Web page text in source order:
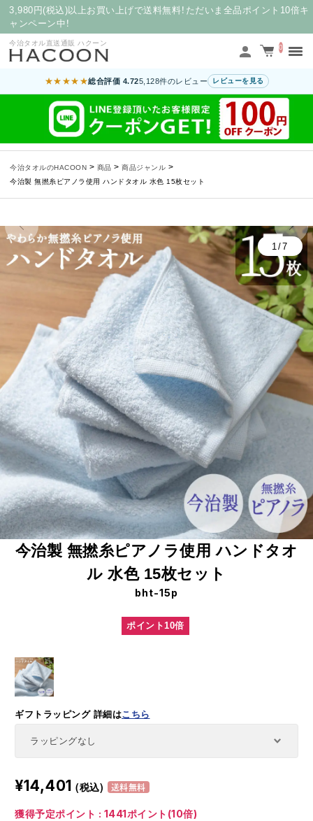
3,980円(税込)以上お買い上げで送料無料！ただいま全品ポイント10倍キ
ャンペーン中！
今治タオル直送通販 ハクーン
0
★★★★★総合評価 4.725,128件のレビュー レビューを見る
今治タオルのHACOON > 商品 > 商品ジャンル >
今治製 無撚糸ピアノラ使用 ハンドタオル 水色 15枚セット
1/7
今治製 無撚糸ピアノラ使用 ハンドタオ
ル 水色 15枚セット
bht-15p
ポイント10倍
ギフトラッピング 詳細はこちら
¥14,401 (税込) 送料無料
獲得予定ポイント : 1441ポイント(10倍)